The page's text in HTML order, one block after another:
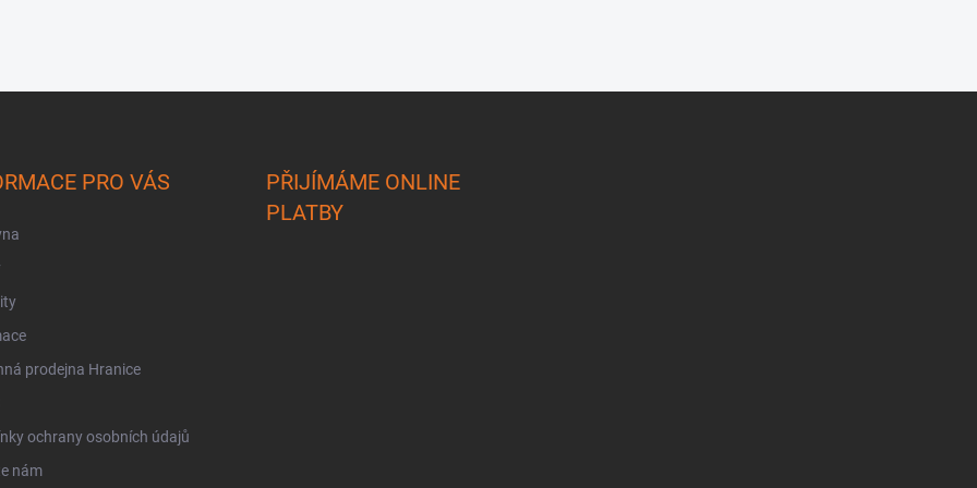
PRO VÁS
prodejna Hranice
ochrany osobních údajů
nám
PŘIJÍMÁME ONLINE
PLATBY